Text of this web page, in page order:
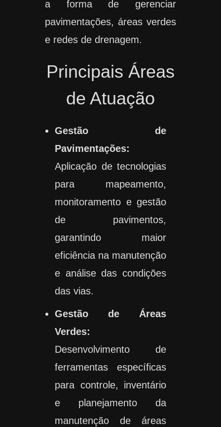
a forma de gerenciar
pavimentações, áreas verdes
e redes de drenagem.
Principais Áreas
de Atuação
Gestão de
Pavimentações:
Aplicação de tecnologias
para mapeamento,
monitoramento e gestão
de pavimentos,
garantindo maior
eficiência na manutenção
e análise das condições
das vias.
Gestão de Áreas
Verdes:
Desenvolvimento de
ferramentas específicas
para controle, inventário
e planejamento da
manutenção de áreas